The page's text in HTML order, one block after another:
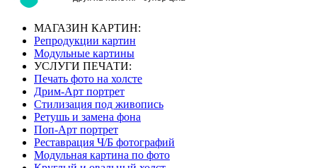
МАГАЗИН КАРТИН:
Репродукции картин
Модульные картины
УСЛУГИ ПЕЧАТИ:
Печать фото на холсте
Дрим-Арт портрет
Стилизация под живопись
Ретушь и замена фона
Поп-Арт портрет
Реставрация Ч/Б фотографий
Модульная картина по фото